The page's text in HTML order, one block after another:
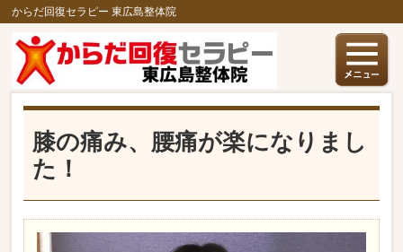
からだ回復セラピー 東広島整体院
膝の痛み、腰痛が楽になりまし
た！